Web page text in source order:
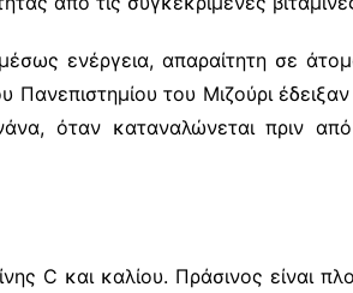
ενέργεια, απαραίτητη σε
Πανεπιστημίου του Μιζούρι
όταν καταναλώνεται πριν
C και καλίου. Πράσινος είναι